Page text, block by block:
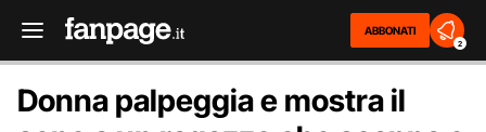
ABBONATI
2
Donna palpeggia e mostra il